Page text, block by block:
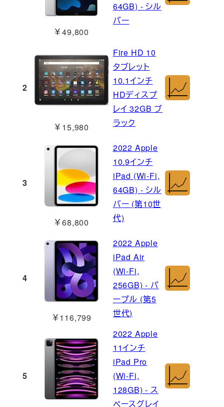
￥49,800
64GB) - シル
バー
2
￥15,980
Fire HD 10
タブレット
10.1インチ
HDディスプ
レイ 32GB ブ
ラック
3
￥68,800
2022 Apple
10.9インチ
iPad (Wi-Fi,
64GB) - シル
バー (第10世
代)
4
￥116,799
2022 Apple
iPad Air
(Wi-Fi,
256GB) - パ
ープル (第5
世代)
5
2022 Apple
11インチ
iPad Pro
(Wi-Fi,
128GB) - ス
ペースグレイ